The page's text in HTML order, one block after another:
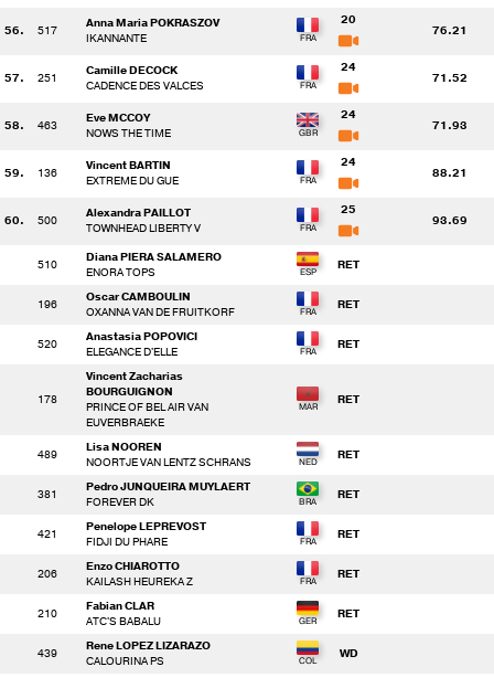
56. 517
Anna Maria POKRASZOV
IKANNANTE
20
76.21
57. 251
Camille DECOCK
CADENCE DES VALCES
24
71.52
58. 463
Eve MCCOY
NOWS THE TIME
24
71.93
59. 136
Vincent BARTIN
EXTREME DU GUE
24
88.21
60. 500
Alexandra PAILLOT
TOWNHEAD LIBERTY V
25
93.69
510
Diana PIERA SALAMERO
ENORA TOPS
RET
196
Oscar CAMBOULIN
OXANNA VAN DE FRUITKORF
RET
520
Anastasia POPOVICI
ELEGANCE D'ELLE
RET
178
Vincent Zacharias
BOURGUIGNON
PRINCE OF BEL AIR VAN
EUVERBRAEKE
RET
489
Lisa NOOREN
NOORTJE VAN LENTZ SCHRANS
RET
381
Pedro JUNQUEIRA MUYLAERT
FOREVER DK
RET
421
Penelope LEPREVOST
FIDJI DU PHARE
RET
206
Enzo CHIAROTTO
KAILASH HEUREKA Z
RET
210
Fabian CLAR
ATC'S BABALU
RET
439
Rene LOPEZ LIZARAZO
CALOURINA PS
WD